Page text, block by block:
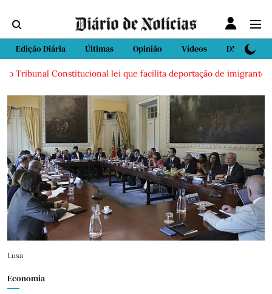
Edição Diária Últimas Opinião Vídeos DN Sport
Tribunal Constitucional lei que facilita deportação de imigrantes
Lusa
Economia